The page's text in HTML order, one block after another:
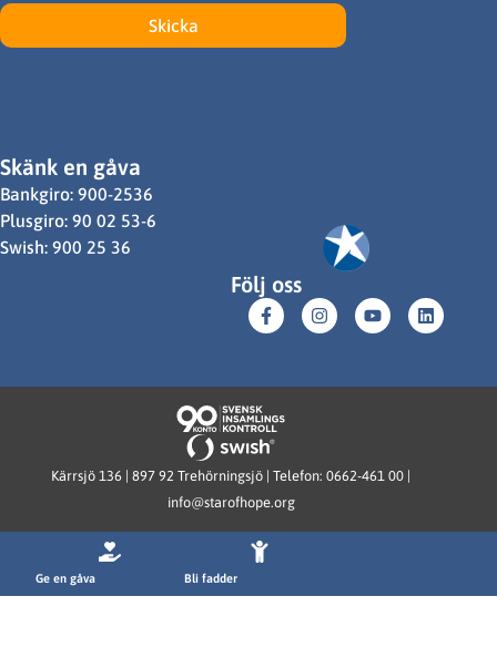
Skicka
Skänk en gåva
Bankgiro: 900-2536
Plusgiro: 90 02 53-6
Swish: 900 25 36
Följ oss
Kärrsjö 136 | 897 92 Trehörningsjö | Telefon: 0662-461 00 |
info@starofhope.org
Ge en gåva Bli fadder